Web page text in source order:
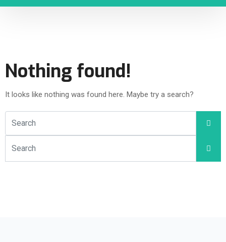
Nothing found!
It looks like nothing was found here. Maybe try a search?